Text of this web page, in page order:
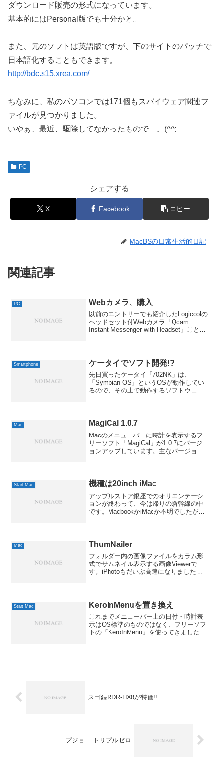
ダウンロード販売の形式になっています。
基本的にはPersonal版でも十分かと。
また、元のソフトは英語版ですが、下のサイトのパッチで
日本語化することもできます。
http://bdc.s15.xrea.com/
ちなみに、私のパソコンでは171個もスパイウェア関連フ
ァイルが見つかりました。
いやぁ、最近、駆除してなかったもので…。(^^;
PC
シェアする
X Facebook コピー
MacBSの日常生活的日記
関連記事
PC Webカメラ、購入
以前のエントリーでも紹介したLogicoolの
ヘッドセット付Webカメラ「Qcam
Instant Messenger with Headset」こと、
Smartphone ケータイでソフト開発!?
先日買ったケータイ「702NK」は、
「Symbian OS」というOSが動作してい
るので、その上で動作するソフトウェア
ったり、海外の...
Mac MagiCal 1.0.7
Macのメニューバーに時計を表示するフ
リーソフト「MagiCal」が1.0.7にバージ
ョンアップしています。主なバージョン
応・ツール...
Start Mac 機種は20inch iMac
アップルストア銀座でのオリエンテーシ
ョンが終わって、今は帰りの新幹線の中
です。MacbookかiMacか不明でしたが、
Mac ThumNailer
フォルダー内の画像ファイルをカラム形
式でサムネイル表示する画像Viewerで
す。iPhotoもだいぶ高速になりました
Wi...
Start Mac KeroInMenuを置き換え
これまでメニューバー上の日付・時計表
示はOS標準のものではなく、フリーソフ
トの「KeroInMenu」を使ってきました。
スゴ録RDR-HX8が特価!!
プジョー トリプルゼロ